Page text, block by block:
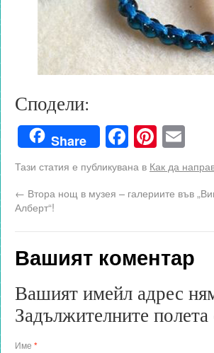
Сподели:
Share Facebook
Тази статия е публикувана в Как да
← Втора нощ в музея – галериите във
Алберт“!
Вашият коментар
Вашият имейл адрес
Задължителните
Име *